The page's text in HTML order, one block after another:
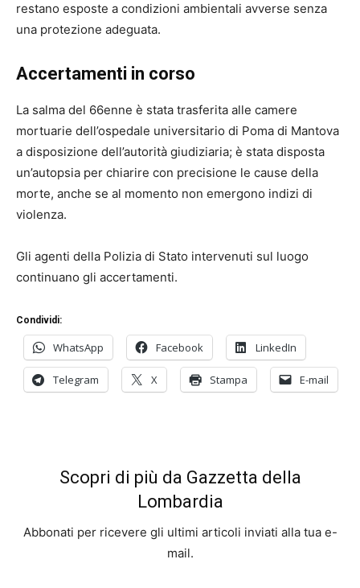
restano esposte a condizioni ambientali avverse senza
una protezione adeguata.
Accertamenti in corso
La salma del 66enne è stata trasferita alle camere
mortuarie dell’ospedale universitario di Poma di Mantova
a disposizione dell’autorità giudiziaria; è stata disposta
un’autopsia per chiarire con precisione le cause della
morte, anche se al momento non emergono indizi di
violenza.
Gli agenti della Polizia di Stato intervenuti sul luogo
continuano gli accertamenti.
Condividi:
WhatsApp Facebook LinkedIn
Telegram X Stampa E-mail
Scopri di più da Gazzetta della
Lombardia
Abbonati per ricevere gli ultimi articoli inviati alla tua e-
mail.